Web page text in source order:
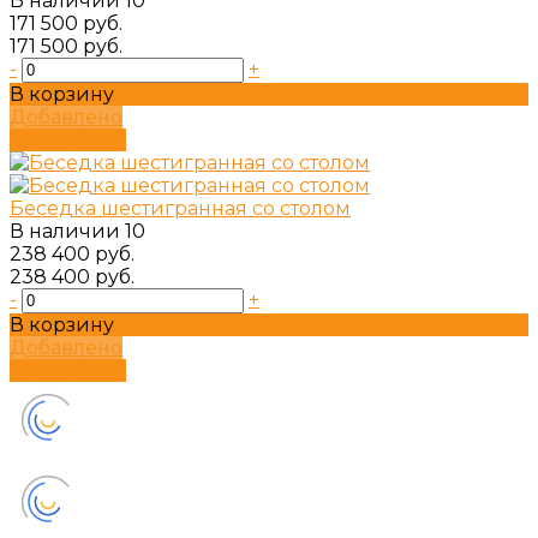
171 500 руб.
171 500 руб.
-
+
В корзину
Добавлено
Беседка шестигранная со столом
В наличии 10
238 400 руб.
238 400 руб.
-
+
В корзину
Добавлено